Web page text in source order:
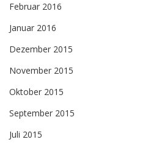
Februar 2016
Januar 2016
Dezember 2015
November 2015
Oktober 2015
September 2015
Juli 2015